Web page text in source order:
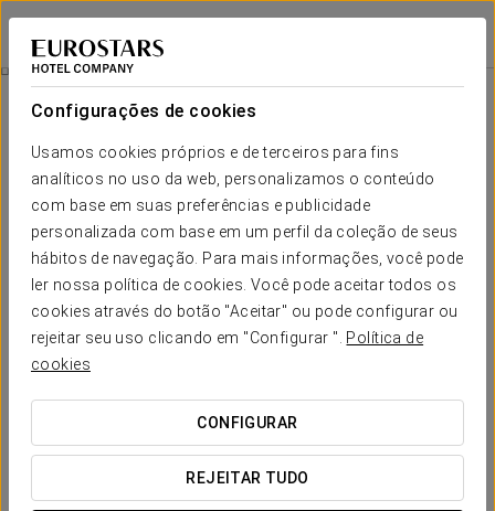
Configurações de cookies
Usamos cookies próprios e de terceiros para fins
analíticos no uso da web, personalizamos o conteúdo
com base em suas preferências e publicidade
personalizada com base em um perfil da coleção de seus
hábitos de navegação. Para mais informações, você pode
ler nossa política de cookies. Você pode aceitar todos os
cookies através do botão "Aceitar" ou pode configurar ou
rejeitar seu uso clicando em "Configurar ". Política de
cookies
CONFIGURAR
REJEITAR TUDO
Eurostars Sitges
BARCELONA - SITGES
Wellness & Gourmet Pass
A partir de 89 € por pessoa
Wellness & Gourmet pass
Viva uma experiência completa para corpo e mente:
desligue-se do ritmo diário, deixe-se envolver pela calma do
nosso circuito spa e termine o dia com um jantar único no
restaurante Verema. Um plano ideal para se mimar,